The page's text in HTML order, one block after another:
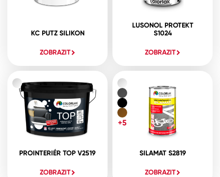
KC PUTZ SILIKON
ZOBRAZIT
LUSONOL PROTEKT
S1024
ZOBRAZIT
PROINTERIÉR TOP V2519
ZOBRAZIT
SILAMAT S2819
ZOBRAZIT
+5